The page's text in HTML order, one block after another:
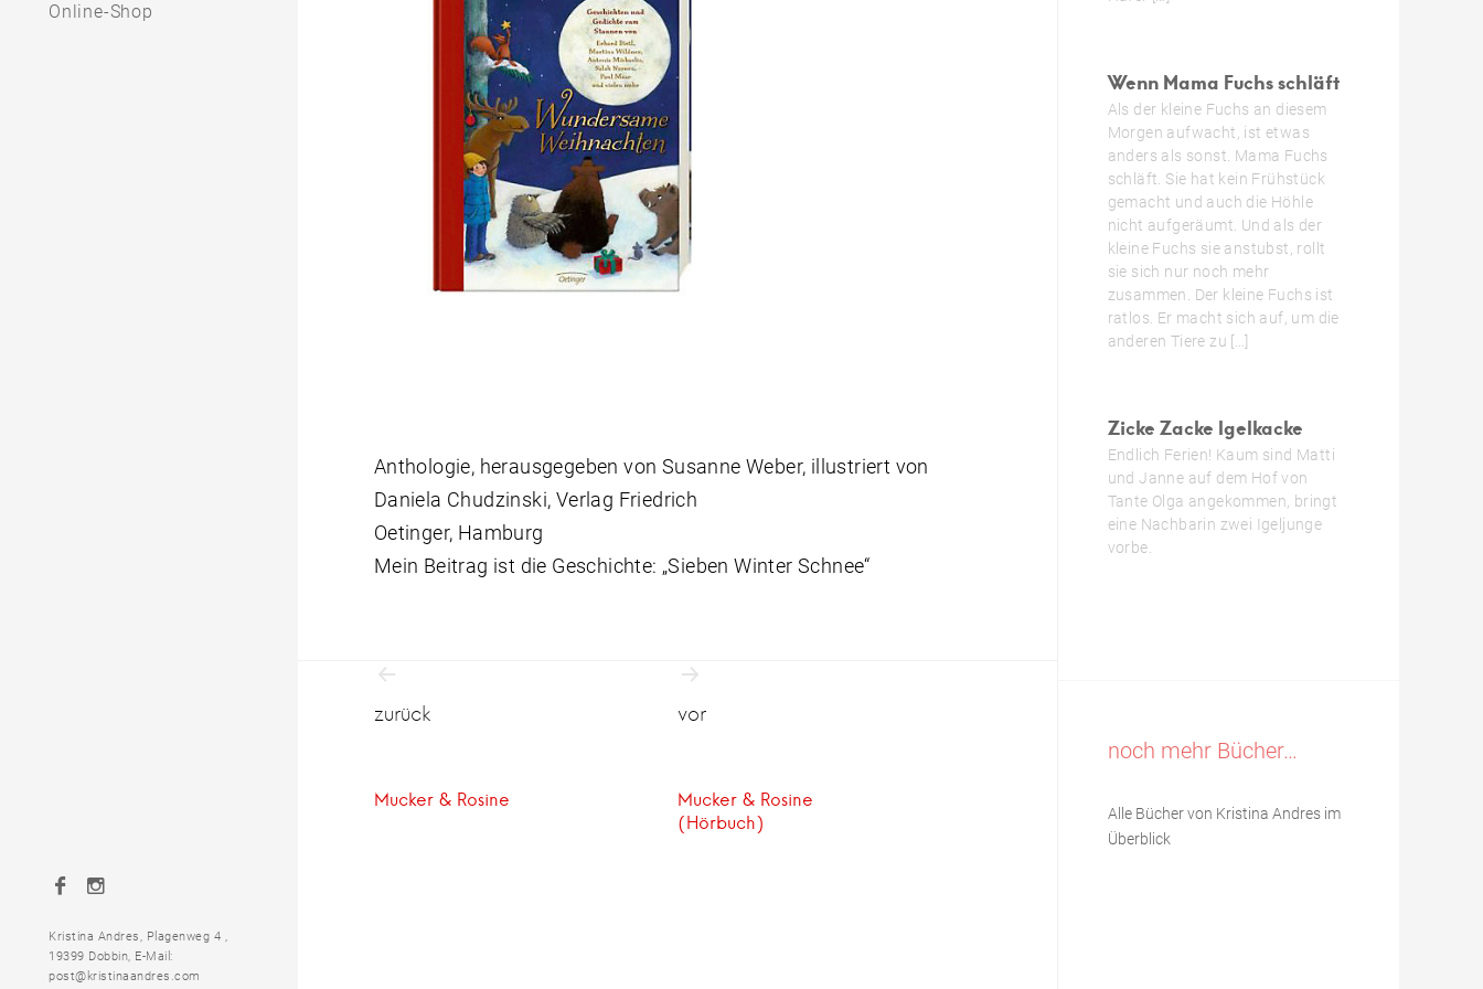
Online-Shop
Anthologie, herausgegeben von Susanne Weber, illustriert von
Daniela Chudzinski, Verlag Friedrich
Oetinger, Hamburg
Mein Beitrag ist die Geschichte: „Sieben Winter Schnee“
Beitragsnavigation
zurück
Mucker & Rosine
vor
Mucker & Rosine
(Hörbuch)
Wenn Mama Fuchs schläft
Als der kleine Fuchs an diesem
Morgen aufwacht, ist etwas
anders als sonst. Mama Fuchs
schläft. Sie hat kein Frühstück
gemacht und auch die Höhle
nicht aufgeräumt. Und als der
kleine Fuchs sie anstubst, rollt
sie sich nur noch mehr
zusammen. Der kleine Fuchs ist
ratlos. Er macht sich auf, um die
anderen Tiere zu […]
Zicke Zacke Igelkacke
Endlich Ferien! Kaum sind Matti
und Janne auf dem Hof von
Tante Olga angekommen, bringt
eine Nachbarin zwei Igeljunge
vorbe.
noch mehr Bücher…
Alle Bücher von Kristina Andres im
Überblick
Facebook
Kristina Andres, Plagenweg 4 ,
19399 Dobbin, E-Mail:
post@kristinaandres.com